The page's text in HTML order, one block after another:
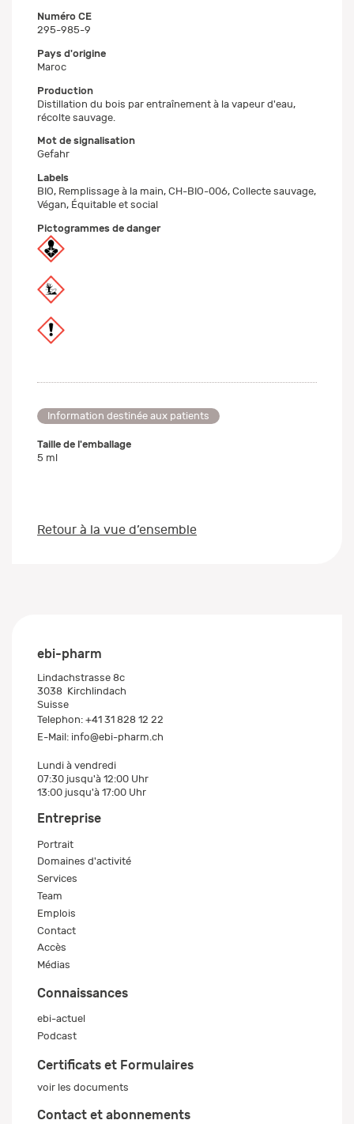
Numéro CE
295-985-9
Pays d'origine
Maroc
Production
Distillation du bois par entraînement à la vapeur d'eau,
récolte sauvage.
Mot de signalisation
Gefahr
Labels
BIO, Remplissage à la main, CH-BIO-006, Collecte sauvage,
Végan, Équitable et social
Pictogrammes de danger
Information destinée aux patients
Taille de l'emballage
5 ml
Retour à la vue d’ensemble
ebi-pharm
Lindachstrasse 8c
3038 Kirchlindach
Suisse
Telephon: +41 31 828 12 22
E-Mail: info@ebi-pharm.ch
Lundi à vendredi
07:30 jusqu'à 12:00 Uhr
13:00 jusqu'à 17:00 Uhr
Entreprise
Portrait
Domaines d'activité
Services
Team
Emplois
Contact
Accès
Médias
Connaissances
ebi-actuel
Podcast
Certificats et Formulaires
voir les documents
Contact et abonnements